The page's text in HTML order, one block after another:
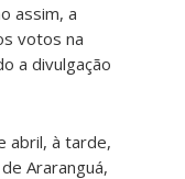
assim, a
votos na
a divulgação
abril, à tarde,
Araranguá,